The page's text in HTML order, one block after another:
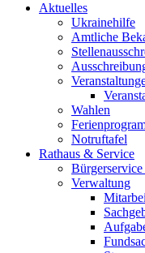
Aktuelles
Ukrainehilfe
Amtliche
Wahlen
Notruftafel
Rathaus & Service
Verwaltung